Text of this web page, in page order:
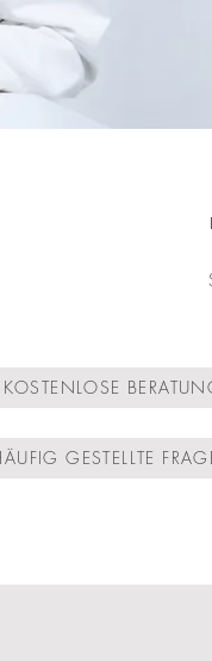
KOSTENLOSE
GESTELLTE